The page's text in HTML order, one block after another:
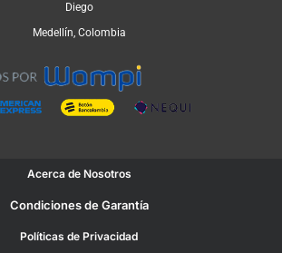
Diego
Medellín, Colombia
Acerca de Nosotros
Condiciones de Garantía
Políticas de Privacidad